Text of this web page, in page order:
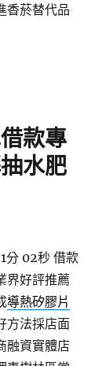
香菸替代品
款專
水肥
分 02秒 借款
界好評推薦
導熱矽膠片
方法採店面
融資實體店